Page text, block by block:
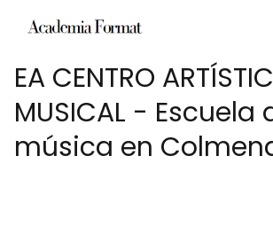
EA CENTRO ARTÍSTICO
MUSICAL - Escuela
música en